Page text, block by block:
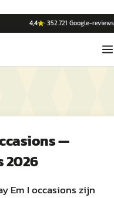
4,4 ·352.721 Google-reviews
—
2026
Em I occasions zijn